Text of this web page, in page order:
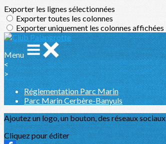
Exporter les lignes sélectionnées
Exporter toutes les colonnes
Exporter uniquement les colonnes affichées
Menu
<
>
Réglementation Parc Marin
Parc Marin Cerbère-Banyuls
Ajoutez un logo, un bouton, des réseaux sociaux
Cliquez pour éditer